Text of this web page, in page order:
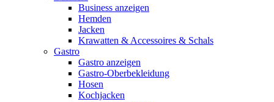
Business anzeigen
Hemden
Jacken
Krawatten & Accessoires & Schals
Gastro
Gastro anzeigen
Gastro-Oberbekleidung
Hosen
Kochjacken